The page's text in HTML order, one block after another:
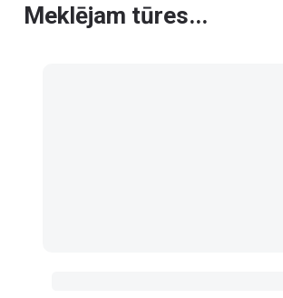
Meklējam tūres...